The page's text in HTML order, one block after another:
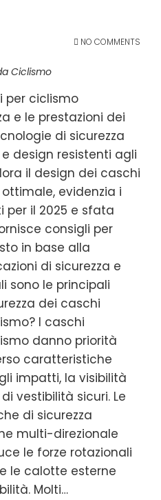
NO COMMENTS
Ciclismo
per ciclismo
e le prestazioni dei
di sicurezza
design resistenti agli
il design dei caschi
evidenzia i
per il 2025 e sfata
consigli per
in base alla
di sicurezza e
sono le principali
dei caschi
I caschi
danno priorità
caratteristiche
impatti, la visibilità
vestibilità sicuri. Le
di sicurezza
multi-direzionale
le forze rotazionali
le calotte esterne
Molti…